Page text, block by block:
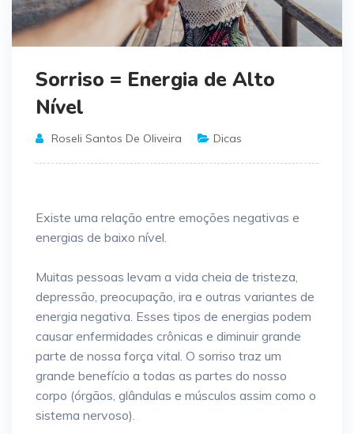
Sorriso = Energia de Alto
Nível
Roseli Santos De Oliveira Dicas
Existe uma relação entre emoções negativas e
energias de baixo nível.
Muitas pessoas levam a vida cheia de tristeza,
depressão, preocupação, ira e outras variantes de
energia negativa. Esses tipos de energias podem
causar enfermidades crônicas e diminuir grande
parte de nossa força vital. O sorriso traz um
grande benefício a todas as partes do nosso
corpo (órgãos, glândulas e músculos assim como o
sistema nervoso).